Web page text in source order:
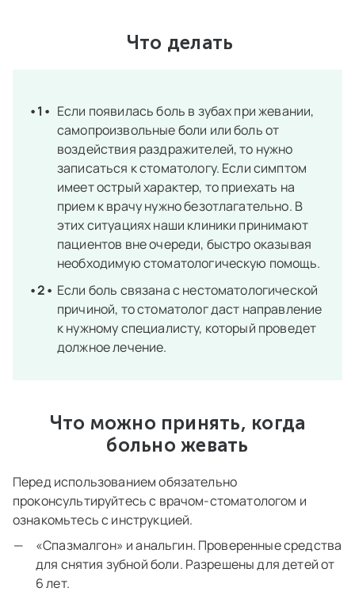
Что делать
Если появилась боль в зубах при жевании,
самопроизвольные боли или боль от
воздействия раздражителей, то нужно
записаться к стоматологу. Если симптом
имеет острый характер, то приехать на
прием к врачу нужно безотлагательно. В
этих ситуациях наши клиники принимают
пациентов вне очереди, быстро оказывая
необходимую стоматологическую помощь.
Если боль связана с нестоматологической
причиной, то стоматолог даст направление
к нужному специалисту, который проведет
должное лечение.
Что можно принять, когда
больно жевать
Перед использованием обязательно
проконсультируйтесь с врачом-стоматологом и
ознакомьтесь с инструкцией.
«Спазмалгон» и анальгин. Проверенные средства
для снятия зубной боли. Разрешены для детей от
6 лет.